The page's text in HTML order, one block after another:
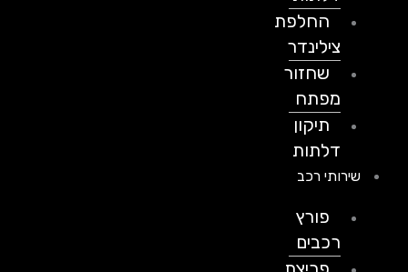
החלפת
צילינדר
שחזור
מפתח
תיקון
דלתות
שירותי רכב
פורץ
רכבים